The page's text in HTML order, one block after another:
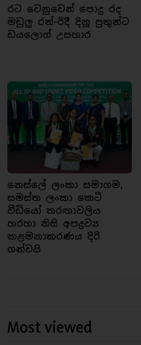
රට වෙනුවෙන් පොදු රද
මඩුලු රන්-රිදී දිනූ පුතුන්ට
ඩයලොග් උපහාර
නෙස්ලේ ලංකා සමාගම,
සමස්ත ලංකා කෙටි
වීඩියෝ තරඟාවලිය
හරහා නිසි අපද්‍රව්‍ය
කළමනාකරණය දිරි
ගන්වයි
Most viewed